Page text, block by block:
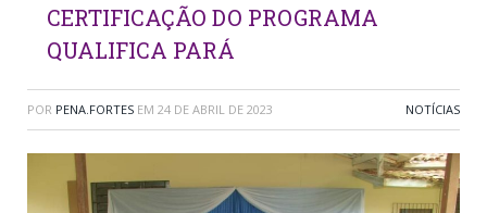
CERTIFICAÇÃO DO PROGRAMA
QUALIFICA PARÁ
POR PENA.FORTES EM 24 DE ABRIL DE 2023 NOTÍCIAS